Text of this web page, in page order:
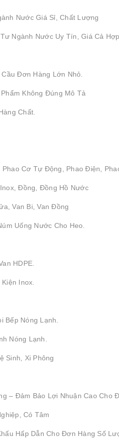
Nước Giá Sỉ, Chất Lượng
Ngành Nước Uy Tín, Giá Cả
Đơn Hàng Lớn Nhỏ.
Không Đúng Mô Tả
Chất.
Cơ Tự Động, Phao Điện,
Đồng, Đồng Hồ Nước
Van Bi, Van Đồng
Uống Nước Cho Heo.
HDPE.
Inox.
Bếp Nóng Lạnh.
Nóng Lạnh.
Sinh, Xi Phông
– Đảm Bảo Lợi Nhuận Cao Cho
Có Tâm
Hấp Dẫn Cho Đơn Hàng Số